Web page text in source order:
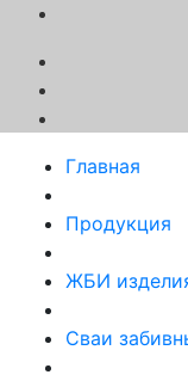
Главная
Продукция
ЖБИ
Сваи